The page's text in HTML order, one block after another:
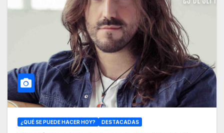
¿QUÉ SE PUEDE HACER HOY? DESTACADAS